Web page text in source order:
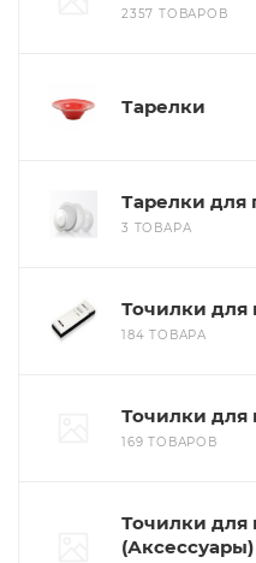
2357 ТОВАРОВ
Тарелки
Тарелки для
3 ТОВАРА
Точилки для
184 ТОВАРА
Точилки для
169 ТОВАРОВ
Точилки для
(Аксессуары)